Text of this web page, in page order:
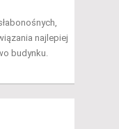
najlepiej
budynku.